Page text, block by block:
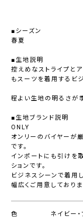
■シーズン
春夏
■生地説明
控えめなストライプと
もスーツを着用するビ
程よい生地の明るさが
■生地ブランド説明
ONLY
オンリーのバイヤーが
です。
インポートにも引けを
ションです。
ビジネスシーンで着用
幅広くご用意しておりま
色 ネイビー